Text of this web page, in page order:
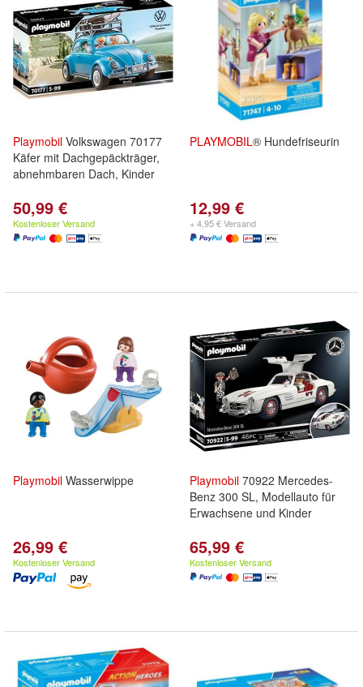
Playmobil Volkswagen 70177
Käfer mit Dachgepäckträger,
abnehmbaren Dach, Kinder
50,99 €
Kostenloser Versand
PLAYMOBIL® Hundefriseurin
12,99 €
+ 4,95 € Versand
Playmobil Wasserwippe
26,99 €
Kostenloser Versand
Playmobil 70922 Mercedes-
Benz 300 SL, Modellauto für
Erwachsene und Kinder
65,99 €
Kostenloser Versand